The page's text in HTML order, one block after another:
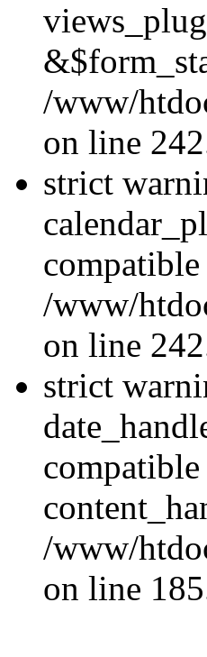
/www/
on line
strict
/www/
on line
strict
/www/
on line